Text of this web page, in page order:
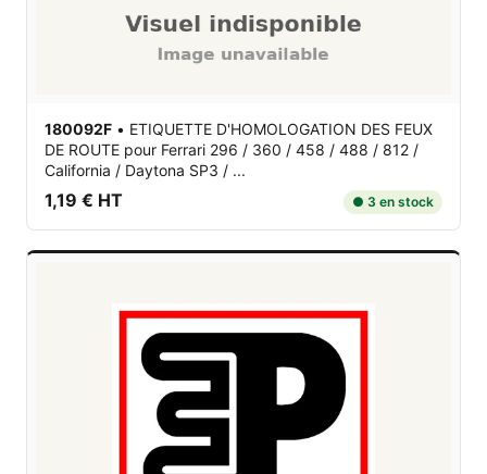
180092F • ETIQUETTE D'HOMOLOGATION DES FEUX
DE ROUTE pour Ferrari 296 / 360 / 458 / 488 / 812 /
California / Daytona SP3 / ...
1,19 € HT ● 3 en stock